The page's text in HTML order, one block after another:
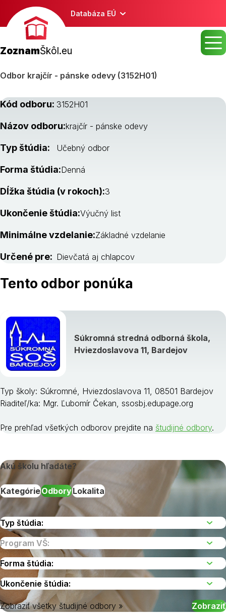
Databáza EÚ
ZoznamŠkôl.eu
Odbor krajčír - pánske odevy (3152H01)
Kód odboru: 3152H01
Názov odboru:krajčír - pánske odevy
Typ štúdia: Učebný odbor
Forma štúdia:Denná
Dĺžka štúdia (v rokoch):3
Ukončenie štúdia:Výučný list
Minimálne vzdelanie:Základné vzdelanie
Určené pre: Dievčatá aj chlapcov
Tento odbor ponúka
Súkromná stredná odborná škola,
Hviezdoslavova 11, Bardejov
Typ školy: Súkromné, Hviezdoslavova 11, 08501 Bardejov
Riaditeľ/ka: Mgr. Ľubomír Čekan, ssosbj.edupage.org
Pre prehľad všetkých odborov prejdite na študijné odbory.
Akú školu hľadáte?
KategórieOdboryLokalita
Zobraziť všetky študijné odbory »